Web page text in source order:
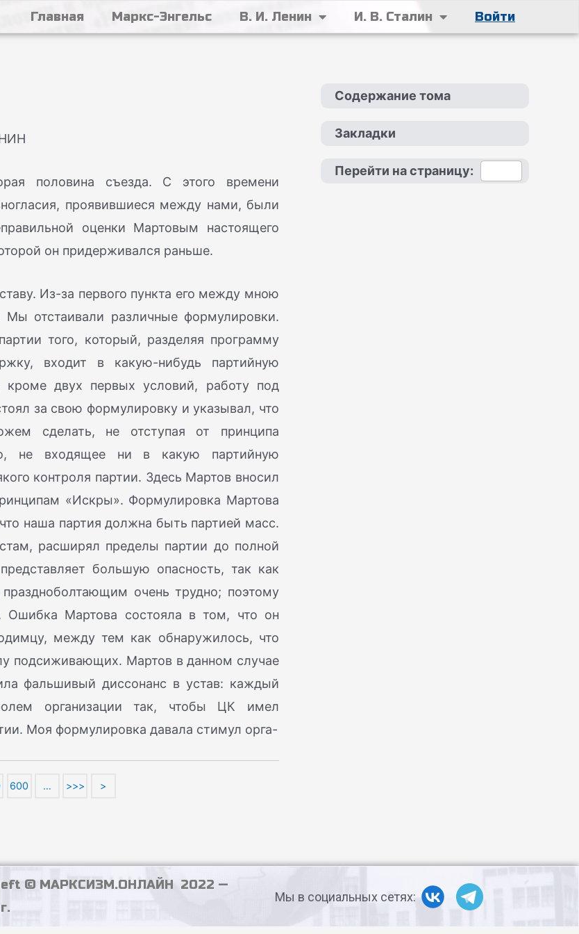
Главная Маркс-Энгельс В. И. Ленин И. В. Сталин Войти
половина съезда. С этого времени
проявившиеся между нами, были
оценки Мартовым настоящего
он придерживался раньше.
Из-за первого пункта его между мною
отстаивали различные формулировки.
того, который, разделяя программу
входит в какую-нибудь партийную
двух первых условий, работу под
за свою формулировку и указывал, что
сделать, не отступая от принципа
не входящее ни в какую партийную
контроля партии. Здесь Мартов вносил
«Искры». Формулировка Мартова
наша партия должна быть партией масс.
расширял пределы партии до полной
большую опасность, так как
очень трудно; поэтому
Ошибка Мартова состояла в том, что он
между тем как обнаружилось, что
подсиживающих. Мартов в данном случае
фальшивый диссонанс в устав: каждый
организации так, чтобы ЦК имел
Моя формулировка давала стимул орга-
600 … >>> >
Содержание тома
Закладки
Перейти на страницу:
© МАРКСИЗМ.ОНЛАЙН 2022 —
Мы в социальных сетях: